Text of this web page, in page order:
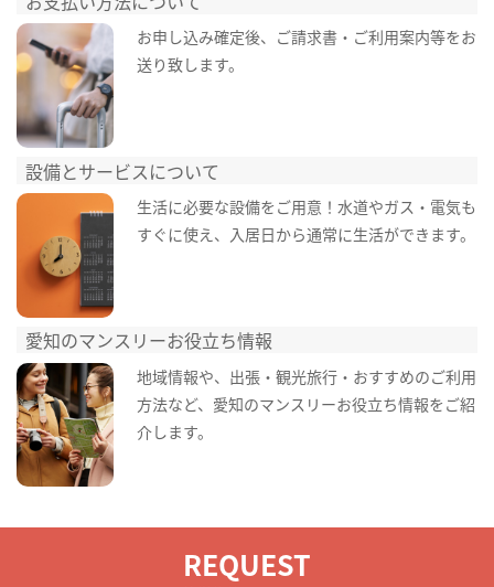
お申し込み確定後、ご請求書・ご利用案内等をお
送り致します。
設備とサービスについて
生活に必要な設備をご用意！水道やガス・電気も
すぐに使え、入居日から通常に生活ができます。
愛知のマンスリーお役立ち情報
地域情報や、出張・観光旅行・おすすめのご利用
方法など、愛知のマンスリーお役立ち情報をご紹
介します。
REQUEST